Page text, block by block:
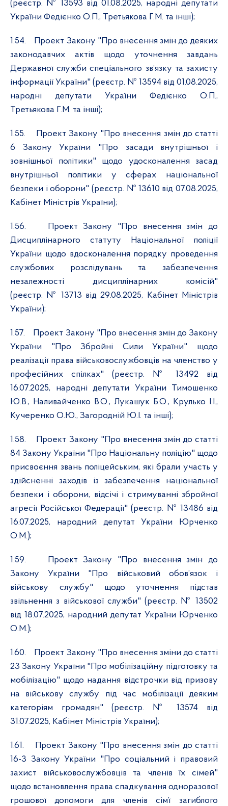
(реєстр. № 13593 від 01.08.2025, народні депутати
України Федієнко О.П., Третьякова Г.М. та інші);
1.54.
Проект Закону "Про внесення змін до деяких
законодавчих актів щодо уточнення завдань
Державної служби спеціального зв’язку та захисту
інформації України" (реєстр. № 13594 від 01.08.2025,
народні депутати України Федієнко О.П.,
Третьякова Г.М. та інші);
1.55.
Проект Закону "Про внесення змін до статті
6 Закону України "Про засади внутрішньої і
зовнішньої політики" щодо удосконалення засад
внутрішньої політики у сферах національної
безпеки і оборони" (реєстр. № 13610 від 07.08.2025,
Кабінет Міністрів України);
1.56.
Проект Закону "Про внесення змін до
Дисциплінарного статуту Національної поліції
України щодо вдосконалення порядку проведення
службових розслідувань та забезпечення
незалежності дисциплінарних комісій"
(реєстр. № 13713 від 29.08.2025, Кабінет Міністрів
України);
1.57.
Проект Закону "Про внесення змін до Закону
України "Про Збройні Сили України" щодо
реалізації права військовослужбовців на членство у
професійних спілках" (реєстр. № 13492 від
16.07.2025, народні депутати України Тимошенко
Ю.В., Наливайченко В.О., Лукашук Б.О., Крулько І.І.,
Кучеренко О.Ю., Загородній Ю.І. та інші);
1.58.
Проект Закону "Про внесення змін до статті
84 Закону України "Про Національну поліцію" щодо
присвоєння звань поліцейським, які брали участь у
здійсненні заходів із забезпечення національної
безпеки і оборони, відсічі і стримуванні збройної
агресії Російської Федерації" (реєстр. № 13486 від
16.07.2025, народний депутат України Юрченко
О.М.);
1.59.
Проект Закону "Про внесення змін до
Закону України "Про військовий обов’язок і
військову службу" щодо уточнення підстав
звільнення з військової служби" (реєстр. № 13502
від 18.07.2025, народний депутат України Юрченко
О.М.);
1.60.
Проект Закону "Про внесення зміни до статті
23 Закону України "Про мобілізаційну підготовку та
мобілізацію" щодо надання відстрочки від призову
на військову службу під час мобілізації деяким
категоріям громадян" (реєстр. № 13574 від
31.07.2025, Кабінет Міністрів України);
1.61.
Проект Закону "Про внесення змін до статті
16-3 Закону України "Про соціальний і правовий
захист військовослужбовців та членів їх сімей"
щодо встановлення права спадкування одноразової
грошової допомоги для членів сім’ї загиблого